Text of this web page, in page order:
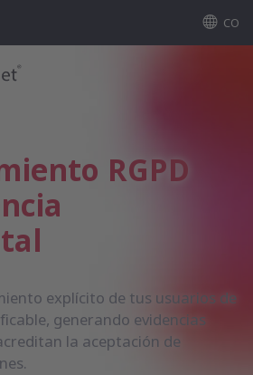
CO
RGPD
explícito de tus usuarios de
generando evidencias
la aceptación de